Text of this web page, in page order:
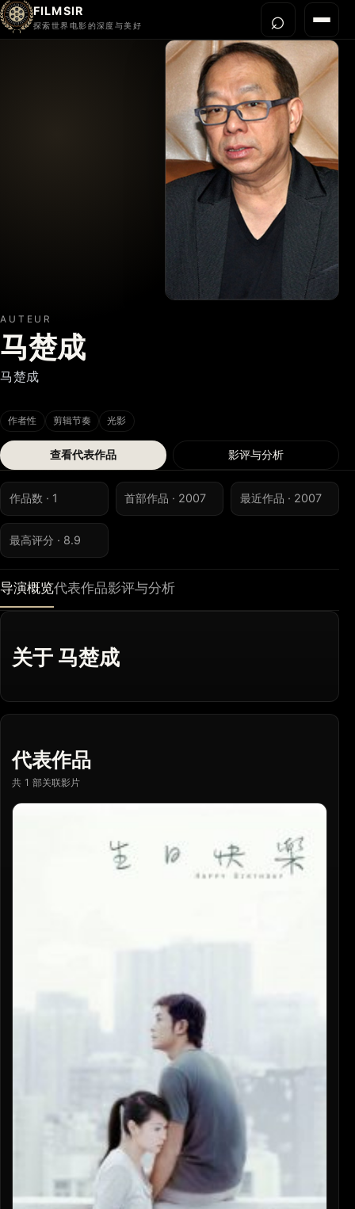
FILMSIR
探索世界电影的深度与美好 菜单
⌕打开
AUTEUR
马楚成
马楚成
作者性 剪辑节奏 光影
查看代表作品 影评与分析
作品数 · 1 首部作品 · 2007 最近作品 · 2007
最高评分 · 8.9
导演概览代表作品影评与分析
关于 马楚成
代表作品
共 1 部关联影片